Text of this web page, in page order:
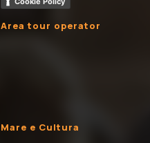
Area tour operator
Mare e Cultura